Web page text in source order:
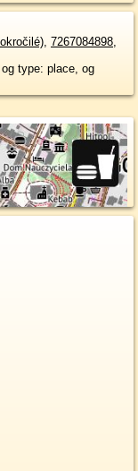
, 7267084898,
type: place, og